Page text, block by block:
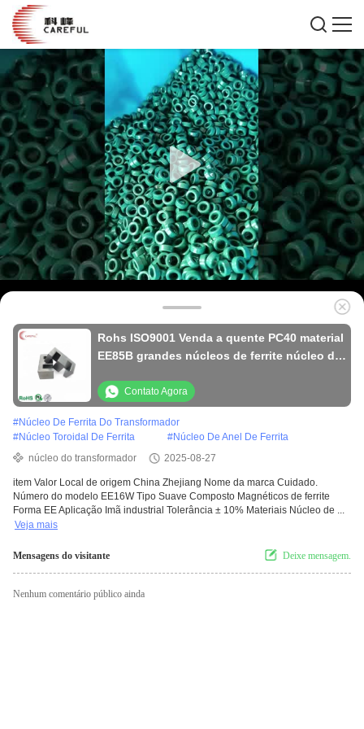
Rohs ISO9001 Venda a quente PC40 material
EE85B grandes núcleos de ferrite núcleo de
Contato Agora
#Núcleo De Ferrita Do Transformador
#Núcleo Toroidal De Ferrita #Núcleo De Anel De Ferrita
núcleo do transformador
2025-08-27
item Valor Local de origem China Zhejiang Nome da marca Cuidado.
Número do modelo EE16W Tipo Suave Composto Magnéticos de ferrite
Forma EE Aplicação Imã industrial Tolerância ± 10% Materiais Núcleo de ...
Veja mais
Mensagens do visitante Deixe mensagem.
Nenhum comentário público ainda